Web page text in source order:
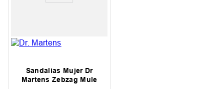
Sandalias Mujer Dr
Martens Zebzag Mule